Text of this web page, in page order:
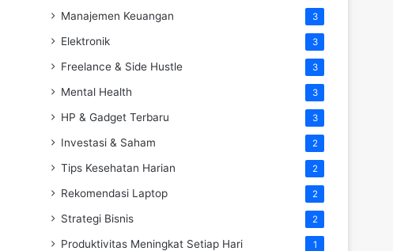
Manajemen Keuangan 3
Elektronik 3
Freelance & Side Hustle 3
Mental Health 3
HP & Gadget Terbaru 3
Investasi & Saham 2
Tips Kesehatan Harian 2
Rekomendasi Laptop 2
Strategi Bisnis 2
Produktivitas Meningkat Setiap Hari 1